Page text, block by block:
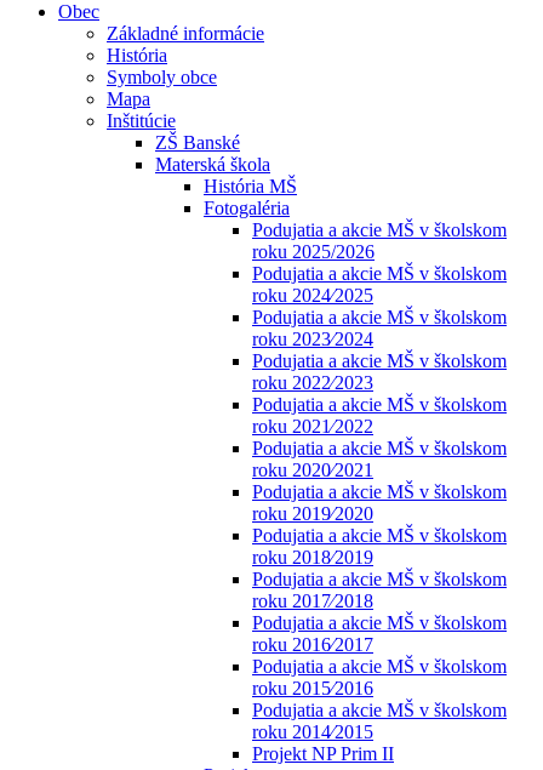
Obec
Základné informácie
História
Symboly obce
Mapa
Inštitúcie
ZŠ Banské
Materská škola
História MŠ
Fotogaléria
Podujatia a akcie MŠ v školskom
roku 2025/2026
Podujatia a akcie MŠ v školskom
roku 2024⁄2025
Podujatia a akcie MŠ v školskom
roku 2023⁄2024
Podujatia a akcie MŠ v školskom
roku 2022⁄2023
Podujatia a akcie MŠ v školskom
roku 2021⁄2022
Podujatia a akcie MŠ v školskom
roku 2020⁄2021
Podujatia a akcie MŠ v školskom
roku 2019⁄2020
Podujatia a akcie MŠ v školskom
roku 2018⁄2019
Podujatia a akcie MŠ v školskom
roku 2017⁄2018
Podujatia a akcie MŠ v školskom
roku 2016⁄2017
Podujatia a akcie MŠ v školskom
roku 2015⁄2016
Podujatia a akcie MŠ v školskom
roku 2014⁄2015
Projekt NP Prim II